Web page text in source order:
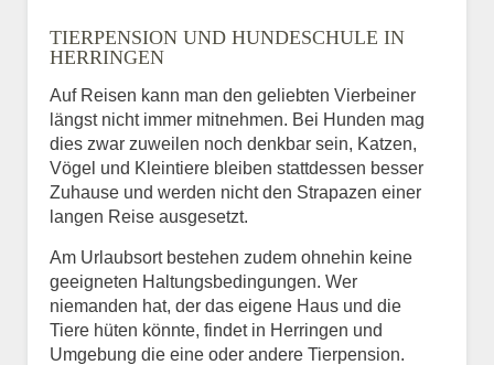
TIERPENSION UND HUNDESCHULE IN
HERRINGEN
Auf Reisen kann man den geliebten Vierbeiner
längst nicht immer mitnehmen. Bei Hunden mag
dies zwar zuweilen noch denkbar sein, Katzen,
Vögel und Kleintiere bleiben stattdessen besser
Zuhause und werden nicht den Strapazen einer
langen Reise ausgesetzt.
Am Urlaubsort bestehen zudem ohnehin keine
geeigneten Haltungsbedingungen. Wer
niemanden hat, der das eigene Haus und die
Tiere hüten könnte, findet in Herringen und
Umgebung die eine oder andere Tierpension.